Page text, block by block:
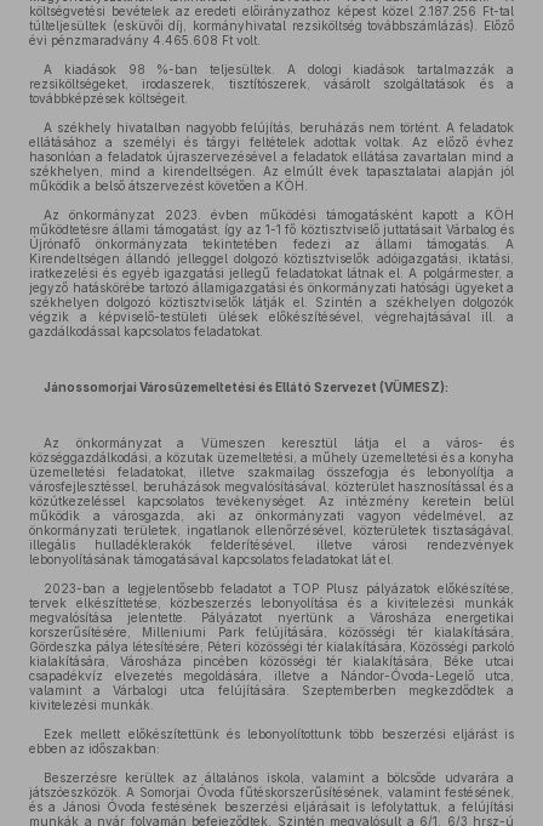
költségvetési bevételek az eredeti előirányzathoz képest közel 2.187.256 Ft-tal
túlteljesültek (esküvői díj, kormányhivatal rezsiköltség továbbszámlázás). Előző
évi pénzmaradvány 4.465.608 Ft volt.
A kiadások 98 %-ban teljesültek. A dologi kiadások tartalmazzák a
rezsiköltségeket, irodaszerek, tisztítószerek, vásárolt szolgáltatások és a
továbbképzések költségeit.
A székhely hivatalban nagyobb felújítás, beruházás nem történt. A feladatok
ellátásához a személyi és tárgyi feltételek adottak voltak. Az előző évhez
hasonlóan a feladatok újraszervezésével a feladatok ellátása zavartalan mind a
székhelyen, mind a kirendeltségen. Az elmúlt évek tapasztalatai alapján jól
működik a belső átszervezést követően a KÖH.
Az önkormányzat 2023. évben működési támogatásként kapott a KÖH
működtetésre állami támogatást, így az 1-1 fő köztisztviselő juttatásait Várbalog és
Újrónafő önkormányzata tekintetében fedezi az állami támogatás. A
Kirendeltségen állandó jelleggel dolgozó köztisztviselők adóigazgatási, iktatási,
iratkezelési és egyéb igazgatási jellegű feladatokat látnak el. A polgármester, a
jegyző hatáskörébe tartozó államigazgatási és önkormányzati hatósági ügyeket a
székhelyen dolgozó köztisztviselők látják el. Szintén a székhelyen dolgozók
végzik a képviselő-testületi ülések előkészítésével, végrehajtásával ill. a
gazdálkodással kapcsolatos feladatokat.
Jánossomorjai Városüzemeltetési és Ellátó Szervezet (VÜMESZ):
Az önkormányzat a Vümeszen keresztül látja el a város- és
községgazdálkodási, a közutak üzemeltetési, a műhely üzemeltetési és a konyha
üzemeltetési feladatokat, illetve szakmailag összefogja és lebonyolítja a
városfejlesztéssel, beruházások megvalósításával, közterület hasznosítással és a
közútkezeléssel kapcsolatos tevékenységet. Az intézmény keretein belül
működik a városgazda, aki az önkormányzati vagyon védelmével, az
önkormányzati területek, ingatlanok ellenőrzésével, közterületek tisztaságával,
illegális hulladéklerakók felderítésével, illetve városi rendezvények
lebonyolításának támogatásával kapcsolatos feladatokat lát el.
2023-ban a legjelentősebb feladatot a TOP Plusz pályázatok előkészítése,
tervek elkészíttetése, közbeszerzés lebonyolítása és a kivitelezési munkák
megvalósítása jelentette. Pályázatot nyertünk a Városháza energetikai
korszerűsítésére, Milleniumi Park felújítására, közösségi tér kialakítására,
Gördeszka pálya létesítésére, Péteri közösségi tér kialakítására, Közösségi parkoló
kialakítására, Városháza pincében közösségi tér kialakítására, Béke utcai
csapadékvíz elvezetés megoldására, illetve a Nándor-Óvoda-Legelő utca,
valamint a Várbalogi utca felújítására. Szeptemberben megkezdődtek a
kivitelezési munkák.
Ezek mellett előkészítettünk és lebonyolítottunk több beszerzési eljárást is
ebben az időszakban:
Beszerzésre kerültek az általános iskola, valamint a bölcsőde udvarára a
játszóeszközök. A Somorjai Óvoda fűtéskorszerűsítésének, valamint festésének,
és a Jánosi Óvoda festésének beszerzési eljárásait is lefolytattuk, a felújítási
munkák a nyár folyamán befejeződtek. Szintén megvalósult a 6/1, 6/3 hrsz-ú